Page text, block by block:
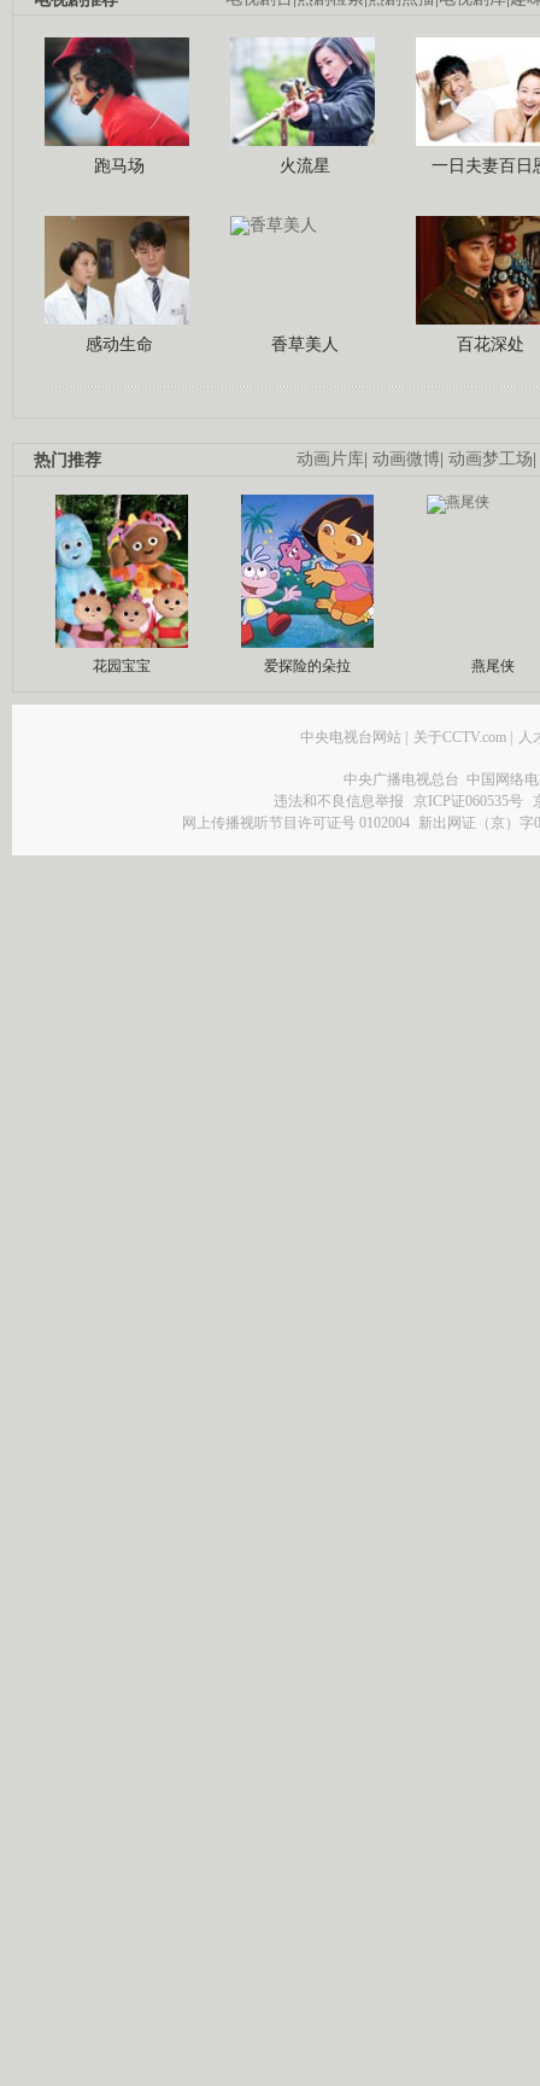
跑马场 火流星 一日夫妻百日
感动生命 香草美人 百花深处
动画片库| 动画微博| 动画梦工场|
热门推荐
花园宝宝 爱探险的朵拉 燕尾侠
中央电视台网站 | 关于CCTV.com | 人
中央广播电视总台 中国网络
违法和不良信息举报
京ICP证060535号
网上传播视听节目许可证号 0102004 新出网证（京）